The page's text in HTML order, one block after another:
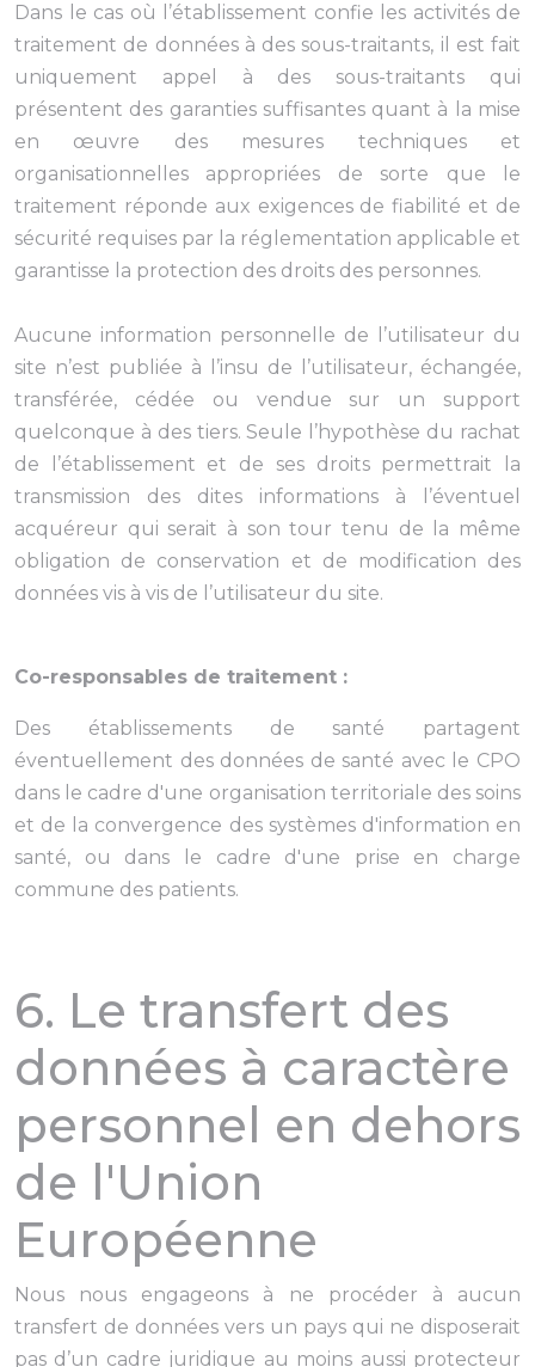
Dans le cas où l’établissement confie les activités de
traitement de données à des sous-traitants, il est fait
uniquement appel à des sous-traitants qui
présentent des garanties suffisantes quant à la mise
en œuvre des mesures techniques et
organisationnelles appropriées de sorte que le
traitement réponde aux exigences de fiabilité et de
sécurité requises par la réglementation applicable et
garantisse la protection des droits des personnes.
Aucune information personnelle de l’utilisateur du
site n’est publiée à l’insu de l’utilisateur, échangée,
transférée, cédée ou vendue sur un support
quelconque à des tiers. Seule l’hypothèse du rachat
de l’établissement et de ses droits permettrait la
transmission des dites informations à l’éventuel
acquéreur qui serait à son tour tenu de la même
obligation de conservation et de modification des
données vis à vis de l’utilisateur du site.
Co-responsables de traitement :
Des établissements de santé partagent
éventuellement des données de santé avec le CPO
dans le cadre d'une organisation territoriale des soins
et de la convergence des systèmes d'information en
santé, ou dans le cadre d'une prise en charge
commune des patients.
6. Le transfert des
données à caractère
personnel en dehors
de l'Union
Européenne
Nous nous engageons à ne procéder à aucun
transfert de données vers un pays qui ne disposerait
pas d’un cadre juridique au moins aussi protecteur